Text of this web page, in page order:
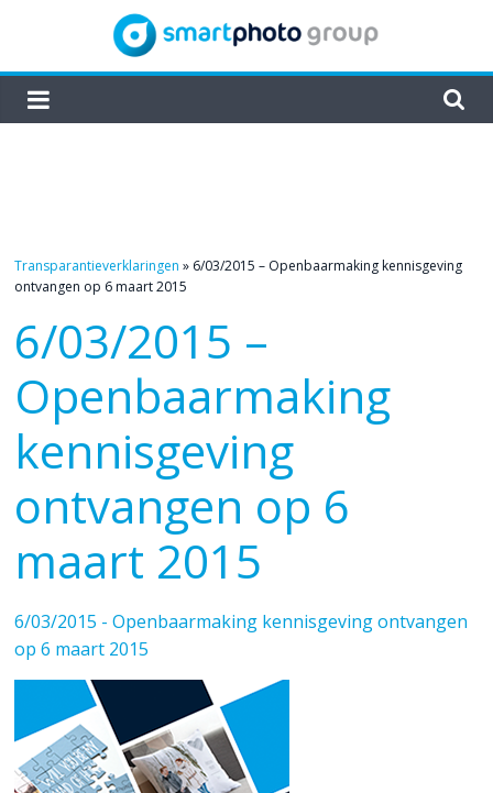
content
smartphoto
Transparantieverklaringen » 6/03/2015 – Openbaarmaking kennisgeving
ontvangen op 6 maart 2015
6/03/2015 –
Openbaarmaking
kennisgeving
ontvangen op 6
maart 2015
6/03/2015 - Openbaarmaking kennisgeving ontvangen
op 6 maart 2015